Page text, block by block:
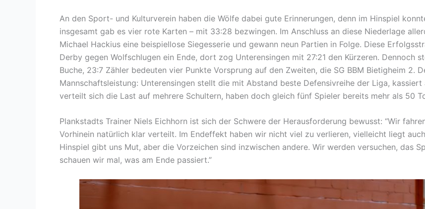
An den Sport- und Kulturverein haben die Wölfe dabei gute Erinnerungen, denn im Hinspiel
insgesamt gab es vier rote Karten – mit 33:28 bezwingen. Im Anschluss an diese Niederlage
Michael Hackius eine beispiellose Siegesserie und gewann neun Partien in Folge. Diese
Derby gegen Wolfschlugen ein Ende, dort zog Unterensingen mit 27:21 den Kürzeren. Dennoch
Buche, 23:7 Zähler bedeuten vier Punkte Vorsprung auf den Zweiten, die SG BBM Bietigheim 2.
Mannschaftsleistung: Unterensingen stellt die mit Abstand beste Defensivreihe der Liga,
verteilt sich die Last auf mehrere Schultern, haben doch gleich fünf Spieler bereits mehr als 50
Plankstadts Trainer Niels Eichhorn ist sich der Schwere der Herausforderung bewusst: “Wir
Vorhinein natürlich klar verteilt. Im Endeffekt haben wir nicht viel zu verlieren, vielleicht liegt
Hinspiel gibt uns Mut, aber die Vorzeichen sind inzwischen andere. Wir werden versuchen, das
schauen wir mal, was am Ende passiert.”